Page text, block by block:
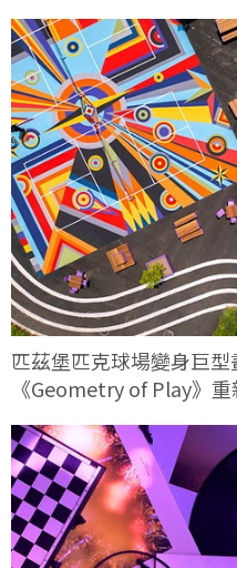
匹茲堡匹克球場變身巨
《Geometry of Play》